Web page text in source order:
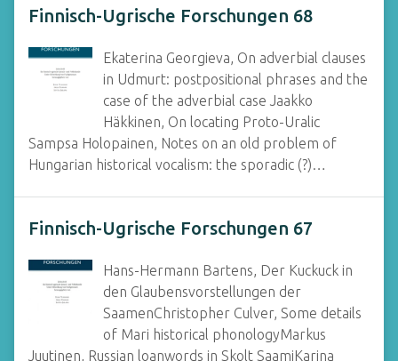
Finnisch-Ugrische Forschungen 68
Ekaterina Georgieva, On adverbial clauses
in Udmurt: postpositional phrases and the
case of the adverbial case Jaakko
Häkkinen, On locating Proto-Uralic
Sampsa Holopainen, Notes on an old problem of
Hungarian historical vocalism: the sporadic (?)…
Finnisch-Ugrische Forschungen 67
Hans-Hermann Bartens, Der Kuckuck in
den Glaubensvorstellungen der
SaamenChristopher Culver, Some details
of Mari historical phonologyMarkus
Juutinen, Russian loanwords in Skolt SaamiKarina